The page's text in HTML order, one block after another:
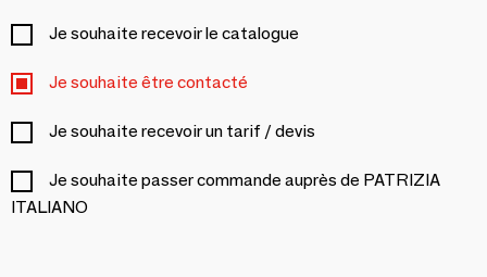
Je souhaite recevoir le catalogue
Je souhaite être contacté
Je souhaite recevoir un tarif / devis
Je souhaite passer commande auprès de PATRIZIA
ITALIANO